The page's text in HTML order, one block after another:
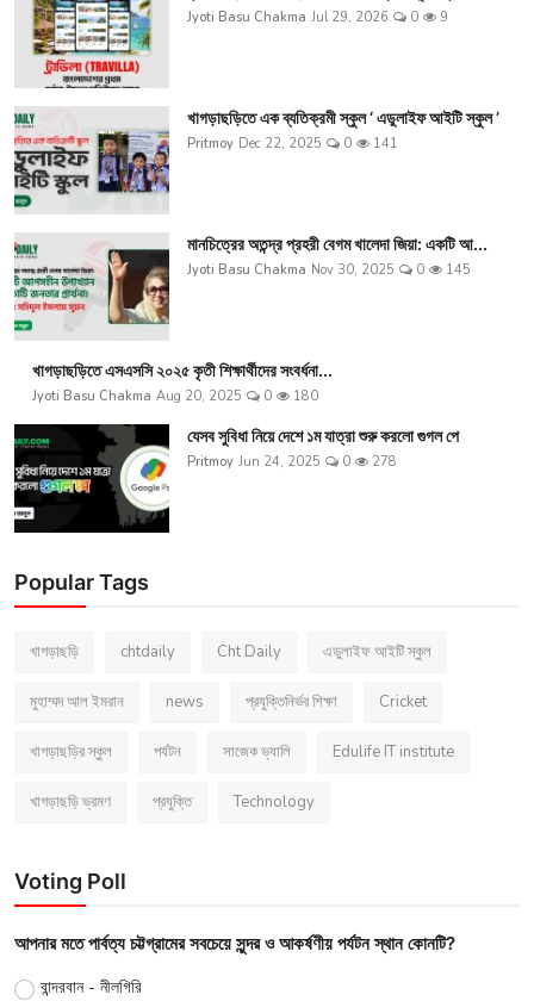
Jyoti Basu Chakma Jul 29, 2026 0 9
খাগড়াছড়িতে এক ব্যতিক্রমী স্কুল ‘ এডুলাইফ আইটি স্কুল ’
Pritmoy Dec 22, 2025 0 141
মানচিত্রের অতন্দ্র প্রহরী বেগম খালেদা জিয়া: একটি আ...
Jyoti Basu Chakma Nov 30, 2025 0 145
খাগড়াছড়িতে এসএসসি ২০২৫ কৃতী শিক্ষার্থীদের সংবর্ধনা...
Jyoti Basu Chakma Aug 20, 2025 0 180
যেসব সুবিধা নিয়ে দেশে ১ম যাত্রা শুরু করলো গুগল পে
Pritmoy Jun 24, 2025 0 278
Popular Tags
খাগড়াছড়ি chtdaily Cht Daily এডুলাইফ আইটি স্কুল
মুহাম্মদ আল ইমরান news প্রযুক্তিনির্ভর শিক্ষা Cricket
খাগড়াছড়ির স্কুল পর্যটন সাজেক ভ্যালি Edulife IT institute
খাগড়াছড়ি ভ্রমণ প্রযুক্তি Technology
Voting Poll
আপনার মতে পার্বত্য চট্টগ্রামের সবচেয়ে সুন্দর ও আকর্ষণীয় পর্যটন স্থান কোনটি?
বান্দরবান - নীলগিরি